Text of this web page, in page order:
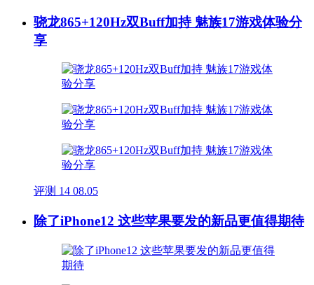
骁龙865+120Hz双Buff加持 魅族17游戏体验分
享
评测 14 08.05
除了iPhone12 这些苹果要发的新品更值得期待